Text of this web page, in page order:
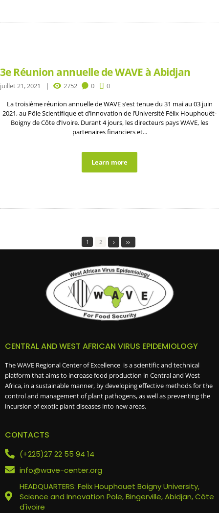
3e Réunion annuelle de WAVE à Abidjan
juillet 21, 2021 2752 0 0
La troisième réunion annuelle de WAVE s’est tenue du 31 mai au 03 juin
2021, au Pôle Scientifique et d’Innovation de l’Université Félix Houphouët-
Boigny de Côte d’Ivoire. Durant 4 jours, les directeurs pays WAVE, les
partenaires financiers et...
Learn more
1 2
CENTRAL AND WEST AFRICAN VIRUS EPIDEMIOLOGY
The WAVE Regional Center of Excellence is a scientific and technical
platform that aims to increase food production in Central and West
Africa, in a sustainable manner, by developing effective methods for the
control and management of plant pathogens, as well as preventing the
incursion of exotic plant diseases into new areas.
CONTACTS
(+225)27 22 55 94 14
info@wave-center.org
HEADQUARTERS: Felix Houphouet Boigny University,
Science and Innovation Pole, Bingerville, Abidjan, Côte
d'ivoire